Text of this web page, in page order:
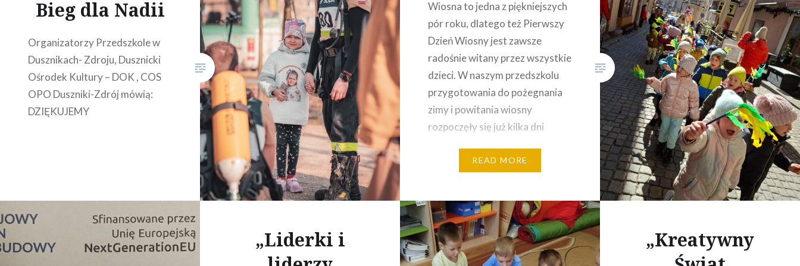
Pokazaliśmy tym samym,…
Bieg dla Nadii
Organizatorzy Przedszkole w
Dusznikach- Zdroju, Dusznicki
Ośrodek Kultury – DOK , COS
OPO Duszniki-Zdrój mówią:
DZIĘKUJEMY
Wiosna to jedna z piękniejszych
pór roku, dlatego też Pierwszy
Dzień Wiosny jest zawsze
radośnie witany przez wszystkie
dzieci. W naszym przedszkolu
przygotowania do pożegnania
zimy i powitania wiosny
rozpoczęły się już kilka dni
zadanie wykonać prace
prace dzieci stały się głównym
elementem wystroju, zdobiąc…
READ MORE
„Liderki i
„Kreatywny